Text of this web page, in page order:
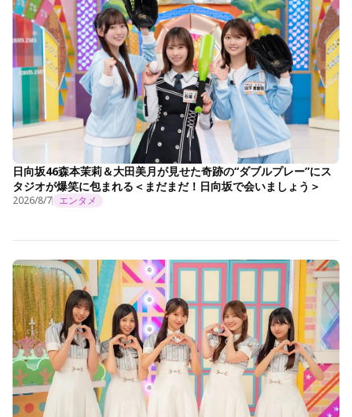
日向坂46森本茉莉＆大田美月が見せた奇跡の“ダブルプレー”にス
タジオが爆笑に包まれる＜まだまだ！日向坂で会いましょう＞
2026/8/7 エンタメ